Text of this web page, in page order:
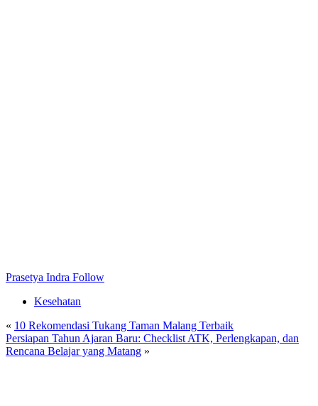
Prasetya Indra Follow
Kesehatan
« 10 Rekomendasi Tukang Taman Malang Terbaik
Persiapan Tahun Ajaran Baru: Checklist ATK, Perlengkapan, dan
Rencana Belajar yang Matang »